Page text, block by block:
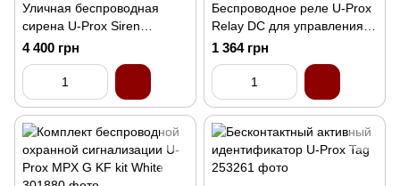
Уличная беспроводная
сирена U-Prox Siren
Outdoor
4 400 грн
Беспроводное реле U-Prox
Relay DC для управления
приборами
1 364 грн